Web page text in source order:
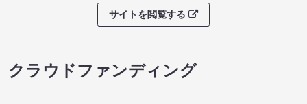
サイトを閲覧する
クラウドファンディング